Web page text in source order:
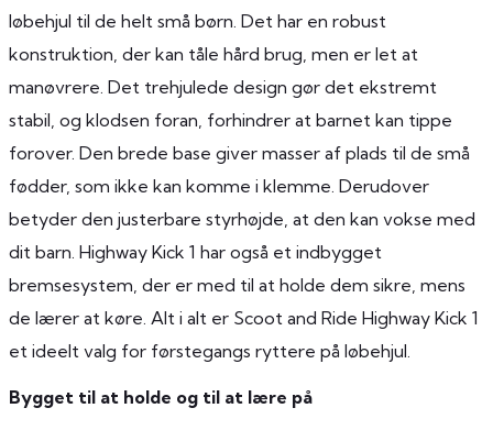
løbehjul til de helt små børn. Det har en robust
konstruktion, der kan tåle hård brug, men er let at
manøvrere. Det trehjulede design gør det ekstremt
stabil, og klodsen foran, forhindrer at barnet kan tippe
forover. Den brede base giver masser af plads til de små
fødder, som ikke kan komme i klemme. Derudover
betyder den justerbare styrhøjde, at den kan vokse med
dit barn. Highway Kick 1 har også et indbygget
bremsesystem, der er med til at holde dem sikre, mens
de lærer at køre. Alt i alt er Scoot and Ride Highway Kick 1
et ideelt valg for førstegangs ryttere på løbehjul.
Bygget til at holde og til at lære på